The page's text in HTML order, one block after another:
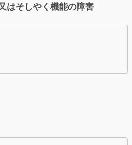
はそしやく機能の障害